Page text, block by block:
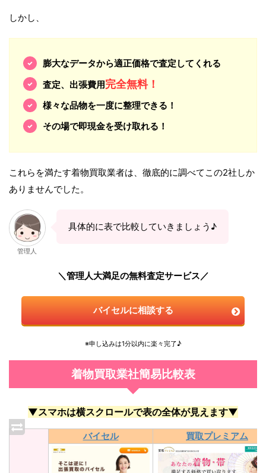
しかし、
膨大なデータから適正価格で査定してくれる
査定、出張費用完全無料！
様々な品物を一度に整理できる！
その場で即現金を受け取れる！
これらを満たす着物買取業者は、徹底的に調べてこの2社しか
ありませんでした。
管理人
具体的に表で比較していきましょう♪
＼管理人大満足の無料査定サービス／
バイセルに相談する
※申し込みは1分以内に楽々完了♪
着物買取業社簡易比較表
▼スマホは横スクロールで表の全体が見えます▼
バイセル 買取プレミアム